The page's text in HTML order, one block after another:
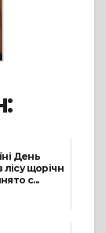
День
лісу щорічн
с...